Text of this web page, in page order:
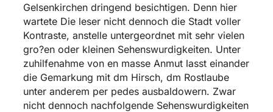
Gelsenkirchen dringend besichtigen. Denn hier
wartete Die leser nicht dennoch die Stadt voller
Kontraste, anstelle untergeordnet mit sehr vielen
gro?en oder kleinen Sehenswurdigkeiten. Unter
zuhilfenahme von en masse Anmut lasst einander
die Gemarkung mit dm Hirsch, dm Rostlaube
unter anderem per pedes ausbaldowern. Zwar
nicht dennoch nachfolgende Sehenswurdigkeiten